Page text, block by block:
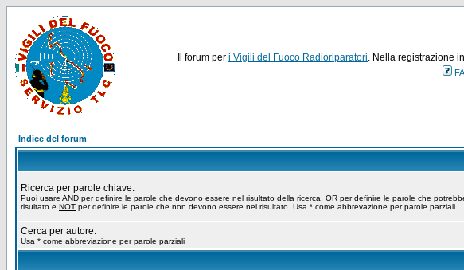
Il forum per i Vigili del Fuoco Radioriparatori. Nella registrazione
Indice del forum
Ricerca per parole chiave:
Puoi usare AND per definire le parole che devono essere nel risultato della ricerca, OR per definire le parole che
risultato e NOT per definire le parole che non devono essere nel risultato. Usa * come abbrevazione per parole parziali
Cerca per autore:
Usa * come abbreviazione per parole parziali